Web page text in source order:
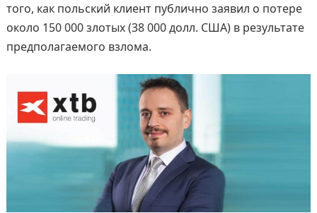
того, как польский клиент публично заявил о потере
около 150 000 злотых (38 000 долл. США) в результате
предполагаемого взлома.